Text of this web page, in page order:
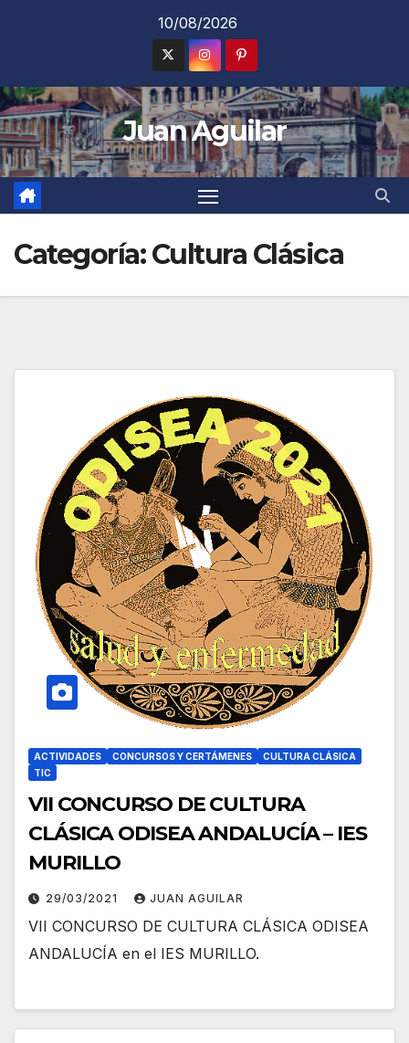
10/08/2026
Juan Aguilar
Categoría:Cultura Clásica
ACTIVIDADES CONCURSOS Y CERTÁMENES
CULTURA CLÁSICA
TIC
VII CONCURSO DE CULTURA
CLÁSICA ODISEA ANDALUCÍA – IES
MURILLO
29/03/2021 JUAN AGUILAR
VII CONCURSO DE CULTURA CLÁSICA ODISEA
ANDALUCÍA en el IES MURILLO.